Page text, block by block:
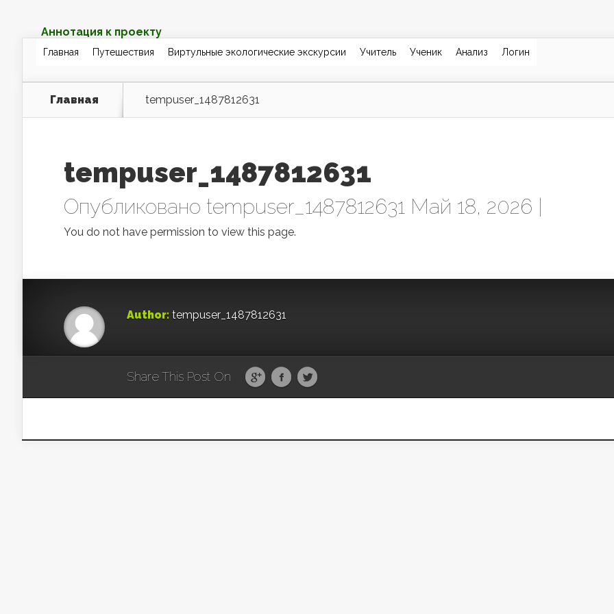
Аннотация к проекту
Главная Путешествия Виртульные экологические экскурсии Учитель Ученик Анализ Логин
Главная tempuser_1487812631
tempuser_1487812631
Опубликовано tempuser_1487812631 Май 18, 2026 |
You do not have permission to view this page.
Author: tempuser_1487812631
Share This Post On